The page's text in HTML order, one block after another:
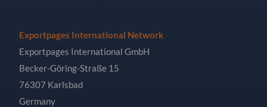
Exportpages International Network
Exportpages International GmbH
Becker-Göring-Straße 15
76307 Karlsbad
Germany